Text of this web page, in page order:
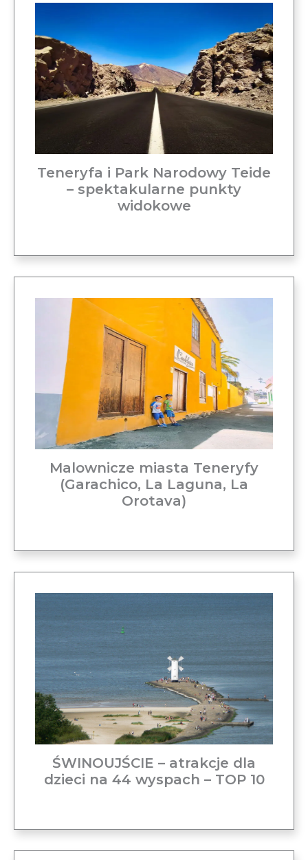
Teneryfa i Park Narodowy Teide
– spektakularne punkty
widokowe
Malownicze miasta Teneryfy
(Garachico, La Laguna, La
Orotava)
ŚWINOUJŚCIE – atrakcje dla
dzieci na 44 wyspach – TOP 10